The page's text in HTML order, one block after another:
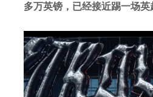
多万英镑，已经接近踢一场英